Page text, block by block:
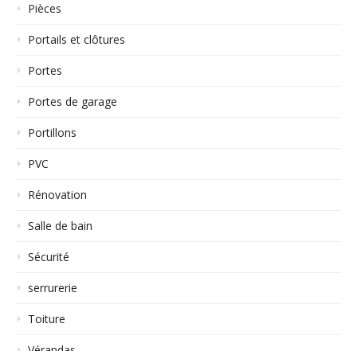
Pièces
Portails et clôtures
Portes
Portes de garage
Portillons
PVC
Rénovation
Salle de bain
Sécurité
serrurerie
Toiture